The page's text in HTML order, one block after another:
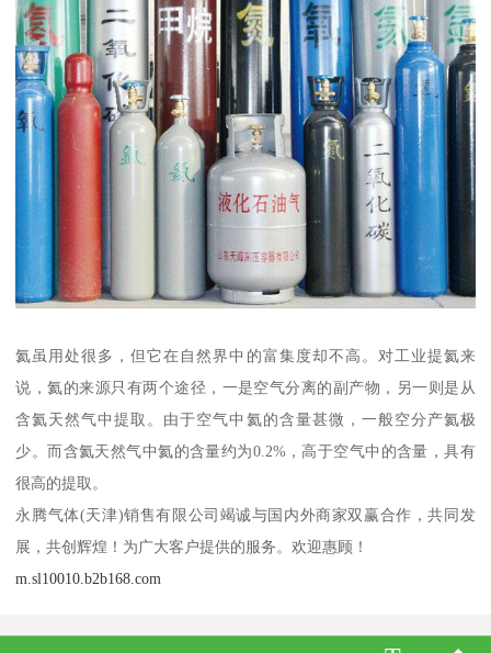
氦虽用处很多，但它在自然界中的富集度却不高。对工业提氦来
说，氦的来源只有两个途径，一是空气分离的副产物，另一则是从
含氦天然气中提取。由于空气中氦的含量甚微，一般空分产氦极
少。而含氦天然气中氦的含量约为0.2%，高于空气中的含量，具有
很高的提取。
永腾气体(天津)销售有限公司竭诚与国内外商家双赢合作，共同发
展，共创辉煌！为广大客户提供的服务。欢迎惠顾！
m.sl10010.b2b168.com